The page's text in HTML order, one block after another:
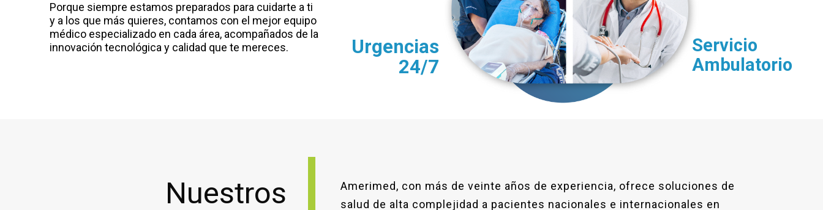
Porque siempre estamos preparados para cuidarte a ti
y a los que más quieres, contamos con el mejor equipo
médico especializado en cada área, acompañados de la
innovación tecnológica y calidad que te mereces.
Servicio
Ambulatorio
Urgencias
24/7
Amerimed, con más de veinte años de experiencia, ofrece soluciones de
salud de alta complejidad a pacientes nacionales e internacionales en
Nuestros